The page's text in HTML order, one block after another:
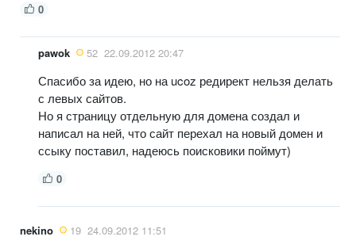
0
pawok 52 22.09.2012 20:47
Спасибо за идею, но на ucoz редирект нельзя делать
с левых сайтов.
Но я страницу отдельную для домена создал и
написал на ней, что сайт перехал на новый домен и
ссыку поставил, надеюсь поисковики поймут)
0
nekino 19 24.09.2012 11:51